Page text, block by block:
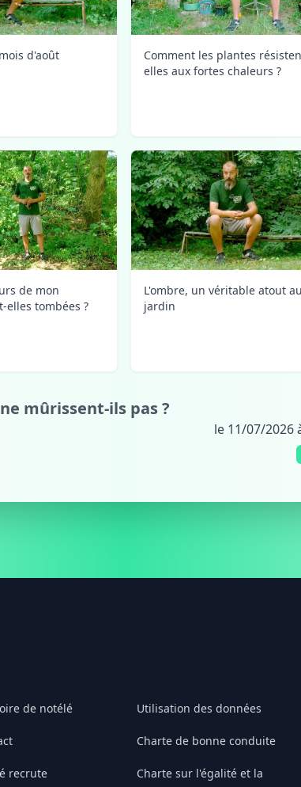
d'août
Comment les plantes
elles aux fortes chaleurs ?
de mon
elles tombées ?
L'ombre, un véritable atout
jardin
mûrissent-ils pas ?
le 11/07/2026
de notélé
recrute
Utilisation des données
Charte de bonne conduite
Charte sur l'égalité et la